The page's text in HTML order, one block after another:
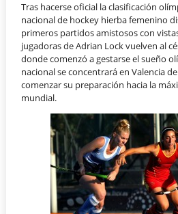
Tras hacerse oficial la clasificación
nacional de hockey hierba femenino
primeros partidos amistosos con
jugadoras de Adrian Lock vuelven al
donde comenzó a gestarse el sueño
nacional se concentrará en Valencia
comenzar su preparación hacia la
mundial.